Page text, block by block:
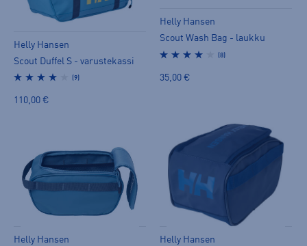
Helly Hansen
Scout Duffel S - varustekassi
(9)
110,00 €
Helly Hansen
Scout Wash Bag - laukku
(8)
35,00 €
Helly Hansen
Helly Hansen